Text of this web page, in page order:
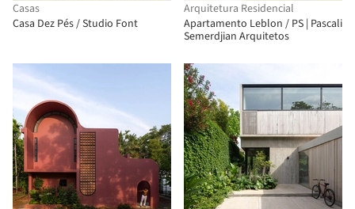
Casas
Casa Dez Pés / Studio Font
Arquitetura Residencial
Apartamento Leblon / PS | Pascali
Semerdjian Arquitetos